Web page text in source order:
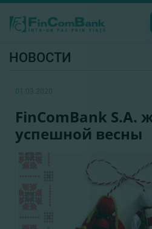
НОВОСТИ
01.03.2020
FinComBank S.A.
успешной весны